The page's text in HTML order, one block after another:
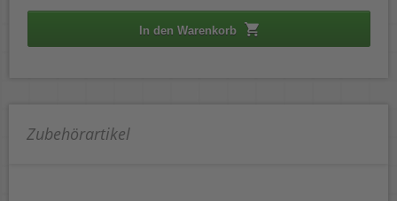
In den Warenkorb
Zubehörartikel